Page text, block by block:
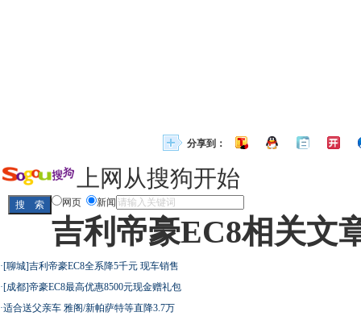
分享到：
上网从搜狗开始
网页 新闻
吉利帝豪EC8相关文
·[聊城]吉利帝豪EC8全系降5千元 现车销售
·[成都]帝豪EC8最高优惠8500元现金赠礼包
·适合送父亲车 雅阁/新帕萨特等直降3.7万